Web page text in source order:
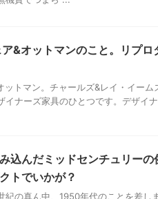
&オットマンのこと。リプロ
ットマン。チャールズ&レイ・イーム
イナーズ家具のひとつです。デザイ
込んだミッドセンチュリー
トでいかが？
紀の真ん中、1950年代のことを差し